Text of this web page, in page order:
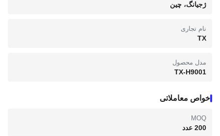
ژجیانگ، چین
نام تجاری
TX
مدل محصول
TX-H9001
خواص معاملاتی
MOQ
200 عدد